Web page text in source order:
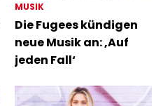
MUSIK
Die Fugees kündigen
neue Musik an: ‚Auf
jeden Fall‘